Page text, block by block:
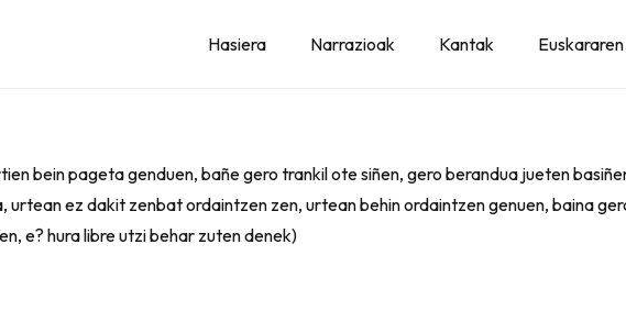
Hasiera Narrazioak Kantak
bein pageta genduen, bañe gero trankil ote siñen, gero berandua jueten
urtean ez dakit zenbat ordaintzen zen, urtean behin ordaintzen genuen, baina
e? hura libre utzi behar zuten denek)